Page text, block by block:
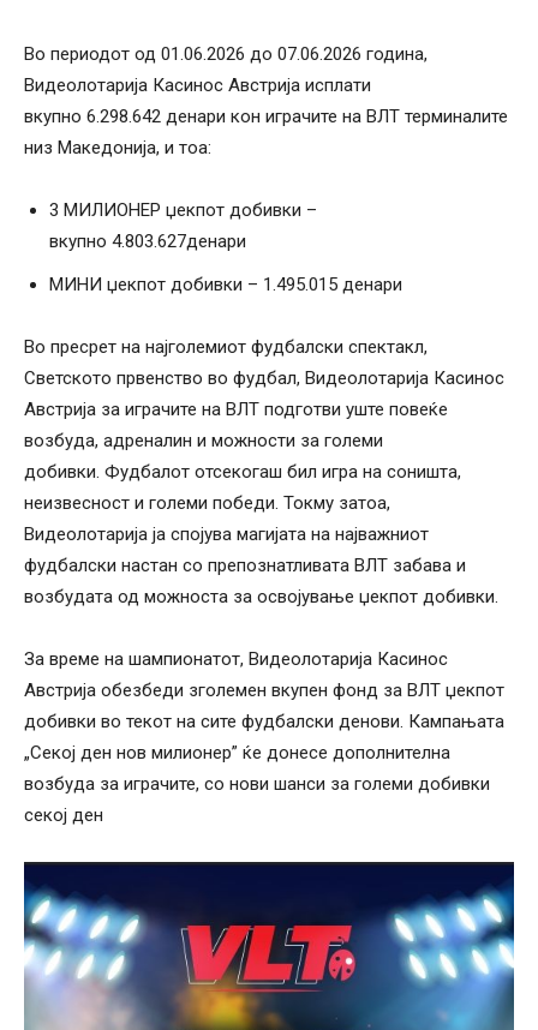
Во периодот од 01.06.2026 до 07.06.2026 година,
Видеолотарија Касинос Австрија исплати
вкупно 6.298.642 денари кон играчите на ВЛТ терминалите
низ Македонија, и тоа:
3 МИЛИОНЕР џекпот добивки –
вкупно 4.803.627денари
МИНИ џекпот добивки – 1.495.015 денари
Во пресрет на најголемиот фудбалски спектакл,
Светското првенство во фудбал, Видеолотарија Касинос
Австрија за играчите на ВЛТ подготви уште повеќе
возбуда, адреналин и можности за големи
добивки. Фудбалот отсекогаш бил игра на соништа,
неизвесност и големи победи. Токму затоа,
Видеолотарија ја спојува магијата на најважниот
фудбалски настан со препознатливата ВЛТ забава и
возбудата од можноста за освојување џекпот добивки.
За време на шампионатот, Видеолотарија Касинос
Австрија обезбеди зголемен вкупен фонд за ВЛТ џекпот
добивки во текот на сите фудбалски денoви. Кампањата
„Секој ден нов милионер” ќе донесе дополнителна
возбуда за играчите, со нови шанси за големи добивки
секој ден